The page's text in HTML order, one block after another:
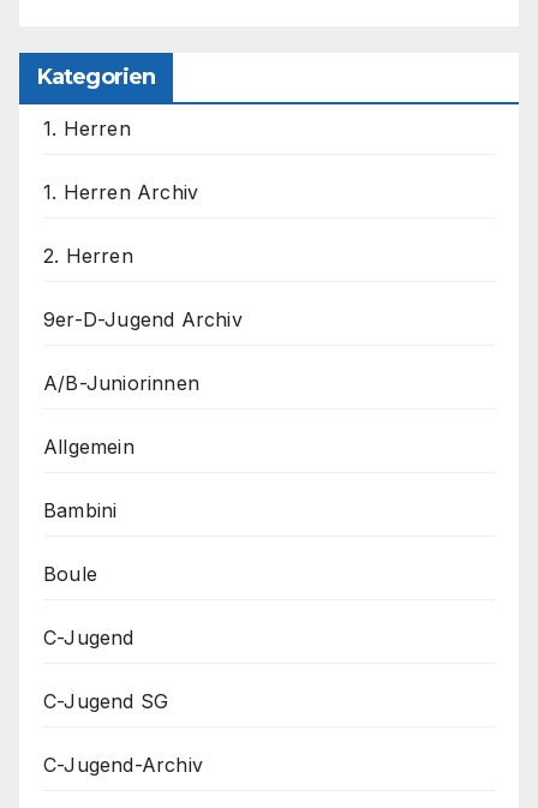
Kategorien
1. Herren
1. Herren Archiv
2. Herren
9er-D-Jugend Archiv
A/B-Juniorinnen
Allgemein
Bambini
Boule
C-Jugend
C-Jugend SG
C-Jugend-Archiv